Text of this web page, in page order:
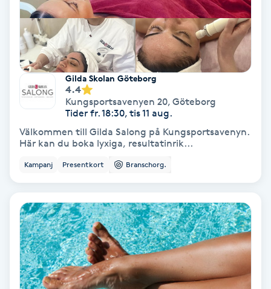
Enzympeeling
Extensions
Extensions borttagning
Eyeliner-tatuering
Faceliftmassage
Fet hårbotten
Gilda Skolan Göteborg
4.4
Kungsportsavenyen 20, Göteborg
Tider fr. 18:30, tis 11 aug.
Välkommen till Gilda Salong på Kungsportsavenyn.
Här kan du boka lyxiga, resultatinrik...
Kampanj Presentkort Branschorg.